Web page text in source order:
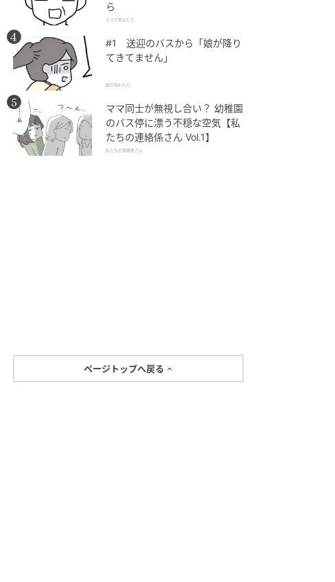
ら
ママが家出した
#1 送迎のバスから「娘が降り
てきてません」
娘が拐われた
ママ同士が無視し合い？ 幼稚園
のバス停に漂う不穏な空気【私
たちの連絡係さん Vol.1】
私たちの連絡係さん
ページトップへ戻る